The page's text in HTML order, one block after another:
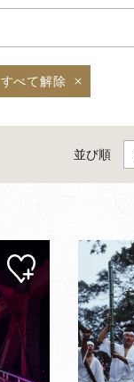
すべて解除
並び順
マイ
ペー
ジに